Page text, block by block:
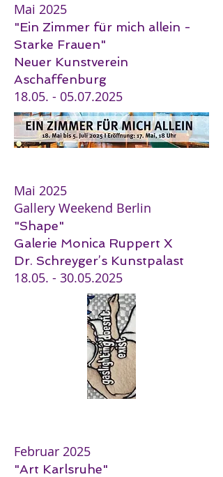
Mai 2025
"Ein Zimmer für mich allein -
Starke Frauen"
Neuer Kunstverein
Aschaffenburg
18.05. - 05.07.2025
Mai 2025
Gallery Weekend Berlin
"Shape"
Galerie Monica Ruppert X
Dr. Schreyger’s Kunstpalast
18.05. - 30.05.2025
Februar 2025
"Art Karlsruhe"